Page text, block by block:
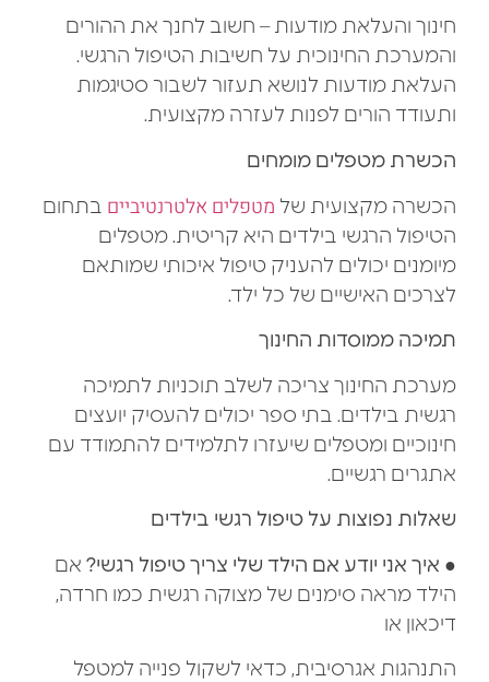
חינוך והעלאת מודעות – חשוב לחנך את ההורים
והמערכת החינוכית על חשיבות הטיפול הרגשי.
העלאת מודעות לנושא תעזור לשבור סטיגמות
ותעודד הורים לפנות לעזרה מקצועית.
הכשרת מטפלים מומחים
הכשרה מקצועית של מטפלים אלטרנטיביים בתחום
הטיפול הרגשי בילדים היא קריטית. מטפלים
מיומנים יכולים להעניק טיפול איכותי שמותאם
לצרכים האישיים של כל ילד.
תמיכה ממוסדות החינוך
מערכת החינוך צריכה לשלב תוכניות לתמיכה
רגשית בילדים. בתי ספר יכולים להעסיק יועצים
חינוכיים ומטפלים שיעזרו לתלמידים להתמודד עם
אתגרים רגשיים.
שאלות נפוצות על טיפול רגשי בילדים
● איך אני יודע אם הילד שלי צריך טיפול רגשי? אם
הילד מראה סימנים של מצוקה רגשית כמו חרדה,
דיכאון או
התנהגות אגרסיבית, כדאי לשקול פנייה למטפל